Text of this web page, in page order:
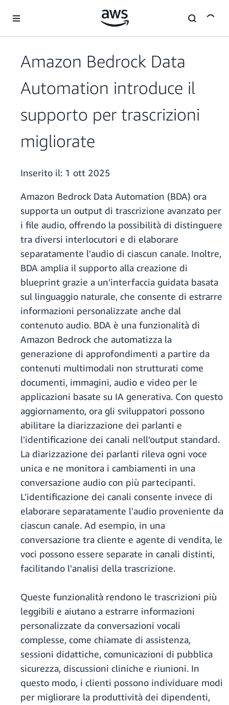
Amazon Bedrock Data
Automation introduce il
supporto per trascrizioni
migliorate
Inserito il: 1 ott 2025
Amazon Bedrock Data Automation (BDA) ora
supporta un output di trascrizione avanzato per
i file audio, offrendo la possibilità di distinguere
tra diversi interlocutori e di elaborare
separatamente l'audio di ciascun canale. Inoltre,
BDA amplia il supporto alla creazione di
blueprint grazie a un'interfaccia guidata basata
sul linguaggio naturale, che consente di estrarre
informazioni personalizzate anche dal
contenuto audio. BDA è una funzionalità di
Amazon Bedrock che automatizza la
generazione di approfondimenti a partire da
contenuti multimodali non strutturati come
documenti, immagini, audio e video per le
applicazioni basate su IA generativa. Con questo
aggiornamento, ora gli sviluppatori possono
abilitare la diarizzazione dei parlanti e
l'identificazione dei canali nell'output standard.
La diarizzazione dei parlanti rileva ogni voce
unica e ne monitora i cambiamenti in una
conversazione audio con più partecipanti.
L'identificazione dei canali consente invece di
elaborare separatamente l'audio proveniente da
ciascun canale. Ad esempio, in una
conversazione tra cliente e agente di vendita, le
voci possono essere separate in canali distinti,
facilitando l'analisi della trascrizione.
Queste funzionalità rendono le trascrizioni più
leggibili e aiutano a estrarre informazioni
personalizzate da conversazioni vocali
complesse, come chiamate di assistenza,
sessioni didattiche, comunicazioni di pubblica
sicurezza, discussioni cliniche e riunioni. In
questo modo, i clienti possono individuare modi
per migliorare la produttività dei dipendenti,